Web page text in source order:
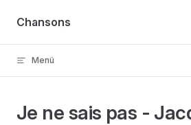
Skip to content
Chansons
Menü
Je ne sais pas -